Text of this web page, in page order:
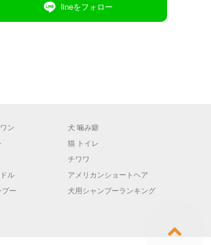
lineをフォロー
ン
犬 噛み癖
猫 トイレ
チワワ
ル
アメリカンショートヘア
ー 犬用シャンプーランキング